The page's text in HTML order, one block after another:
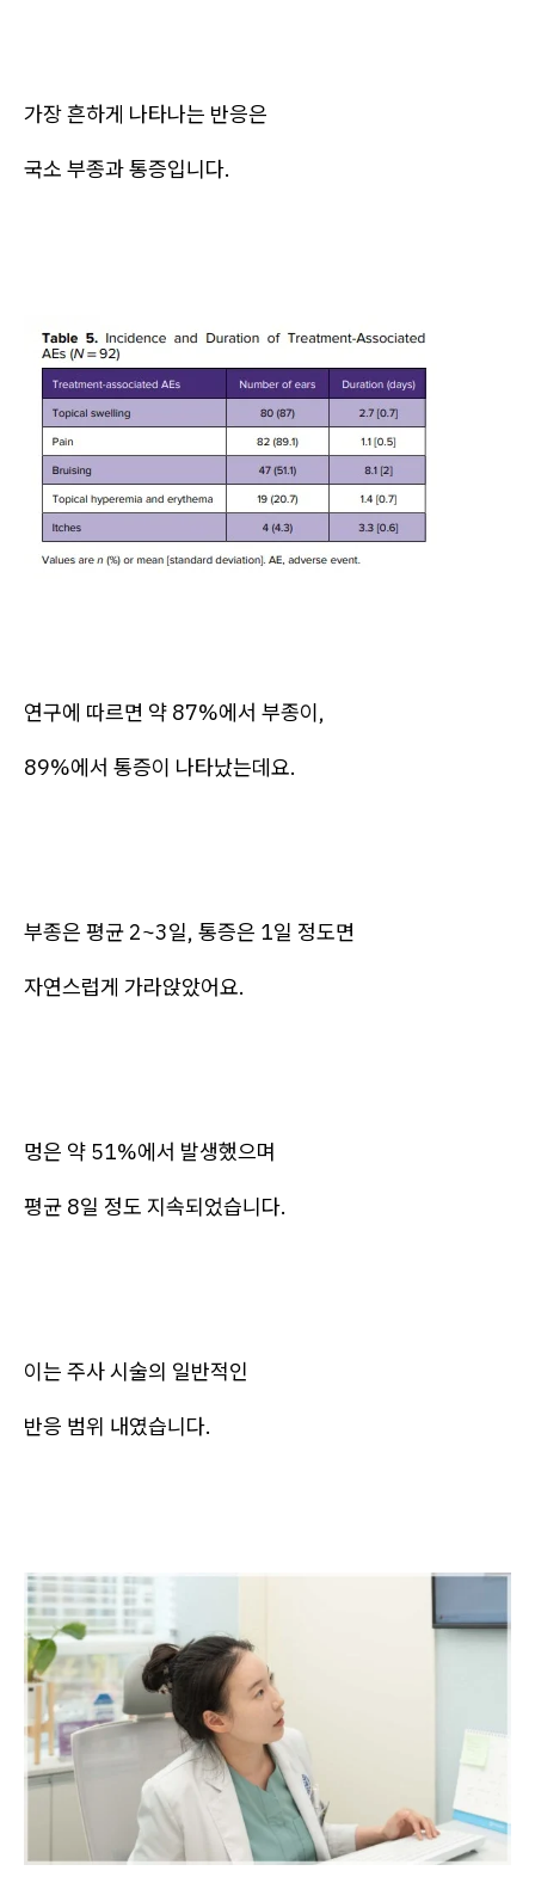
가장 흔하게 나타나는 반응은
국소 부종과 통증입니다.
연구에 따르면 약 87%에서 부종이,
89%에서 통증이 나타났는데요.
부종은 평균 2~3일, 통증은 1일 정도면
자연스럽게 가라앉았어요.
멍은 약 51%에서 발생했으며
평균 8일 정도 지속되었습니다.
이는 주사 시술의 일반적인
반응 범위 내였습니다.